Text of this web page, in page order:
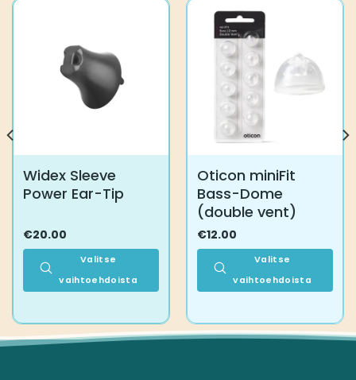
Widex Sleeve
Power Ear-Tip
€20.00
Valitse
vaihtoehdoista
on
useampi
Oticon miniFit
Bass-Dome
(double vent)
€12.00
Valitse
vaihtoehdoista
on